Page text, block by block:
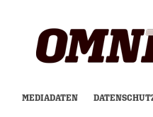
MEDIADATEN